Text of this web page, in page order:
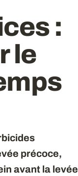
:
le
précoce,
avant la levée